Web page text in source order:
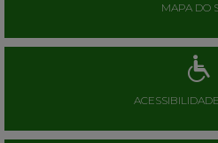
MAPA DO